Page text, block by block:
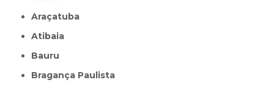
Araçatuba
Atibaia
Bauru
Bragança Paulista